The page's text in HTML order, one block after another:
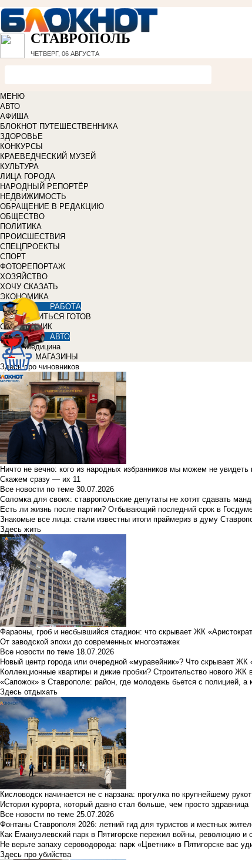
СТАВРОПОЛЬ
ЧЕТВЕРГ, 06 АВГУСТА
МЕНЮ
АВТО
АФИША
БЛОКНОТ ПУТЕШЕСТВЕННИКА
ЗДОРОВЬЕ
КОНКУРСЫ
КРАЕВЕДЧЕСКИЙ МУЗЕЙ
КУЛЬТУРА
ЛИЦА ГОРОДА
НАРОДНЫЙ РЕПОРТЁР
НЕДВИЖИМОСТЬ
ОБРАЩЕНИЕ В РЕДАКЦИЮ
ОБЩЕСТВО
ПОЛИТИКА
ПРОИСШЕСТВИЯ
СПЕЦПРОЕКТЫ
СПОРТ
ФОТОРЕПОРТАЖ
ХОЗЯЙСТВО
ХОЧУ СКАЗАТЬ
ЭКОНОМИКА
РАБОТА
УЧИТЬСЯ ГОТОВ
СПРАВОЧНИК
АВТО
Медицина
МАГАЗИНЫ
Здесь про чиновников
Ничто не вечно: кого из народных избранников мы можем не
Скажем сразу — их 11
Все новости по теме 30.07.2026
Соломка для своих: ставропольские депутаты не хотят сдавать
Есть ли жизнь после партии? Отбывающий последний срок в
Знакомые все лица: стали известны итоги праймериз в думу
Здесь жить
Фараоны, гроб и несбывшийся стадион: что скрывает ЖК
От заводской эпохи до современных многоэтажек
Все новости по теме 18.07.2026
Новый центр города или очередной «муравейник»? Что скрывает
Коллекционные квартиры и дикие пробки? Строительство нового
«Сапожок» в Ставрополе: район, где молодежь бьется с полицией, а
Здесь отдыхать
Кисловодск начинается не с нарзана: прогулка по крупнейшему
История курорта, который давно стал больше, чем просто здравница
Все новости по теме 25.07.2026
Фонтаны Ставрополя 2026: летний гид для туристов и местных
Как Емануэлевский парк в Пятигорске пережил войны, революцию и
Не верьте запаху сероводорода: парк «Цветник» в Пятигорске вас
Здесь про убийства